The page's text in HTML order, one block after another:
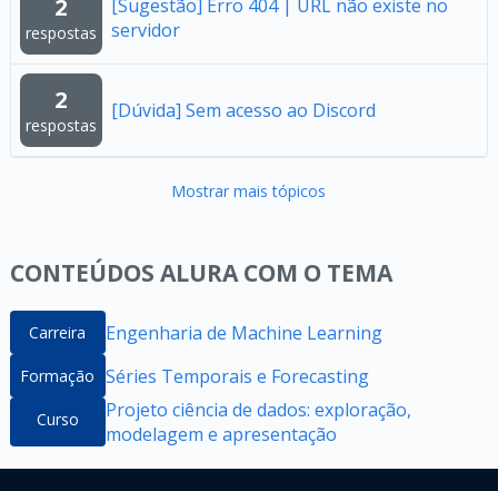
2
respostas
[Sugestão] Erro 404 | URL não existe no
servidor
2
respostas
[Dúvida] Sem acesso ao Discord
Mostrar mais tópicos
CONTEÚDOS ALURA COM O TEMA
Carreira Engenharia de Machine Learning
Formação Séries Temporais e Forecasting
Curso
Projeto ciência de dados: exploração,
modelagem e apresentação